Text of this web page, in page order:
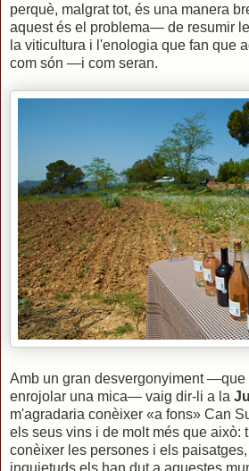
perquè, malgrat tot, és una manera
aquest és el problema— de resumir
la viticultura i l'enologia que fan que
com són —i com seran.
Amb un gran desvergonyiment —que
enrojolar una mica— vaig dir-li a la
m'agradaria conèixer «a fons» Can
els seus vins i de molt més que això:
conèixer les persones i els
inquietuds els han dut a aquestes